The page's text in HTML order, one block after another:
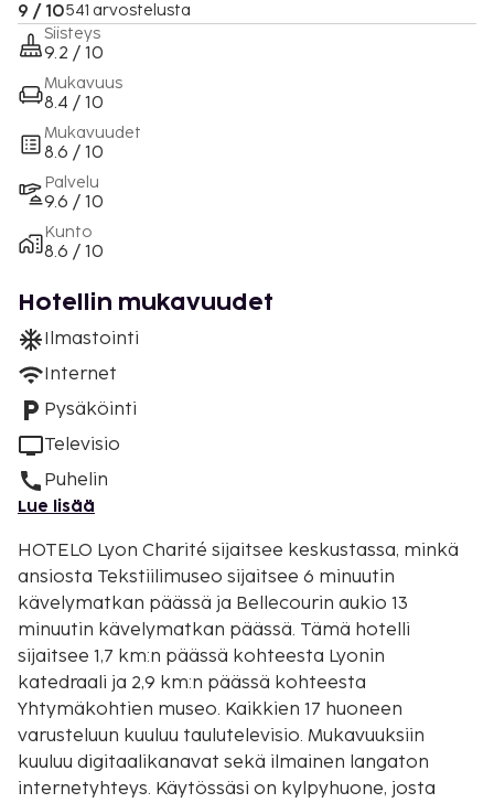
9 / 10541 arvostelusta
Siisteys
9.2 / 10
Mukavuus
8.4 / 10
Mukavuudet
8.6 / 10
Palvelu
9.6 / 10
Kunto
8.6 / 10
Hotellin mukavuudet
Ilmastointi
Internet
Pysäköinti
Televisio
Puhelin
Lue lisää
HOTELO Lyon Charité sijaitsee keskustassa, minkä
ansiosta Tekstiilimuseo sijaitsee 6 minuutin
kävelymatkan päässä ja Bellecourin aukio 13
minuutin kävelymatkan päässä. Tämä hotelli
sijaitsee 1,7 km:n päässä kohteesta Lyonin
katedraali ja 2,9 km:n päässä kohteesta
Yhtymäkohtien museo. Kaikkien 17 huoneen
varusteluun kuuluu taulutelevisio. Mukavuuksiin
kuuluu digitaalikanavat sekä ilmainen langaton
internetyhteys. Käytössäsi on kylpyhuone, josta